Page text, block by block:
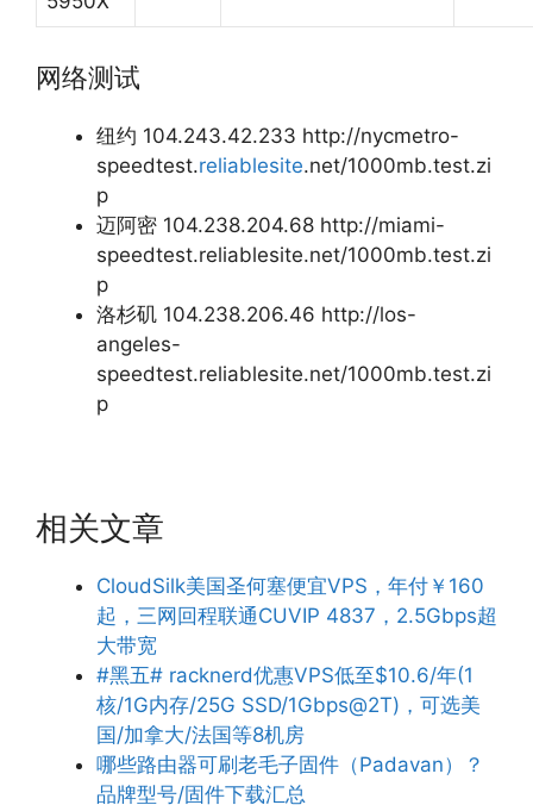
网络测试
纽约 104.243.42.233 http://nycmetro-
speedtest.reliablesite.net/1000mb.test.zi
p
迈阿密 104.238.204.68 http://miami-
speedtest.reliablesite.net/1000mb.test.zi
p
洛杉矶 104.238.206.46 http://los-
angeles-
speedtest.reliablesite.net/1000mb.test.zi
p
相关文章
CloudSilk美国圣何塞便宜VPS，年付￥160
起，三网回程联通CUVIP 4837，2.5Gbps超
大带宽
#黑五# racknerd优惠VPS低至$10.6/年(1
核/1G内存/25G SSD/1Gbps@2T)，可选美
国/加拿大/法国等8机房
哪些路由器可刷老毛子固件（Padavan）？
品牌型号/固件下载汇总